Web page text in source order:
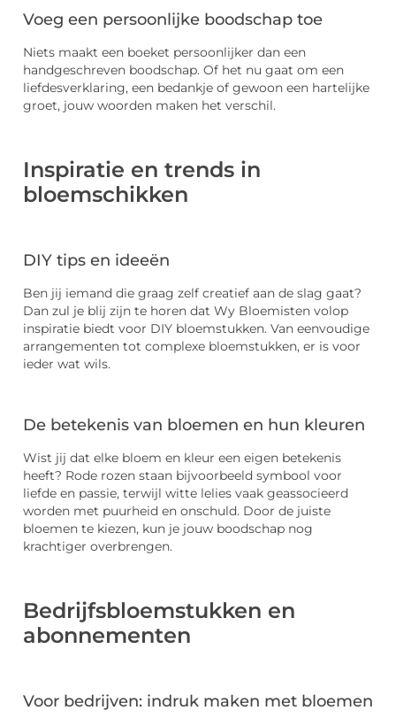
Voeg een persoonlijke boodschap toe
Niets maakt een boeket persoonlijker dan een
handgeschreven boodschap. Of het nu gaat om een
liefdesverklaring, een bedankje of gewoon een hartelijke
groet, jouw woorden maken het verschil.
Inspiratie en trends in
bloemschikken
DIY tips en ideeën
Ben jij iemand die graag zelf creatief aan de slag gaat?
Dan zul je blij zijn te horen dat Wy Bloemisten volop
inspiratie biedt voor DIY bloemstukken. Van eenvoudige
arrangementen tot complexe bloemstukken, er is voor
ieder wat wils.
De betekenis van bloemen en hun kleuren
Wist jij dat elke bloem en kleur een eigen betekenis
heeft? Rode rozen staan bijvoorbeeld symbool voor
liefde en passie, terwijl witte lelies vaak geassocieerd
worden met puurheid en onschuld. Door de juiste
bloemen te kiezen, kun je jouw boodschap nog
krachtiger overbrengen.
Bedrijfsbloemstukken en
abonnementen
Voor bedrijven: indruk maken met bloemen